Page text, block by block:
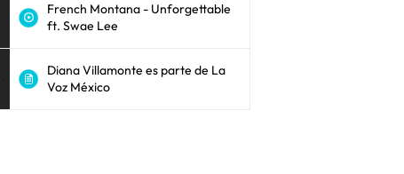
French Montana - Unforgettable
ft. Swae Lee
Diana Villamonte es parte de La
Voz México